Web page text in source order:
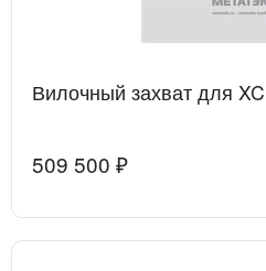
Вилочный захват для
509 500 ₽